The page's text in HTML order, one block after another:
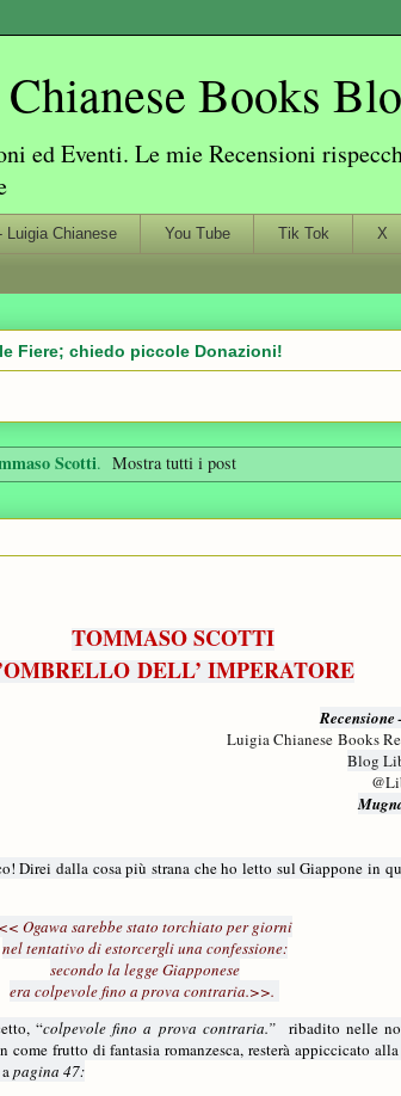
Books
ed Eventi. Le mie Recensioni
Luigia Chianese You Tube Tik Tok X
Fiere; chiedo piccole Donazioni!
Scotti. Mostra tutti i post
TOMMASO SCOTTI
DELL’ IMPERATORE
Luigia Chianese Books
Blog
Direi dalla cosa più strana che ho letto sul Giappone in
<< Ogawa sarebbe stato torchiato per giorni
nel tentativo di estorcergli una confessione:
secondo la legge Giapponese
era colpevole fino a prova contraria.>>.
“colpevole fino a prova contraria.”
ribadito nelle
come frutto di fantasia romanzesca, resterà appiccicato
pagina 47: